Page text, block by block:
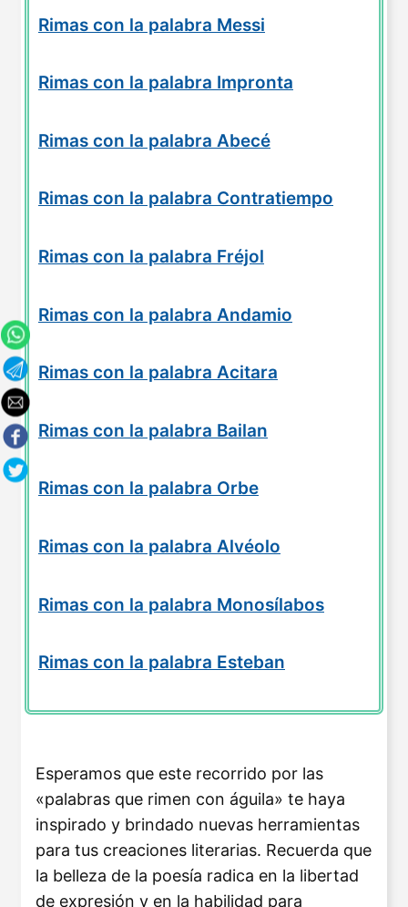
Rimas con la palabra Messi
Rimas con la palabra Impronta
Rimas con la palabra Abecé
Rimas con la palabra Contratiempo
Rimas con la palabra Fréjol
Rimas con la palabra Andamio
Rimas con la palabra Acitara
Rimas con la palabra Bailan
Rimas con la palabra Orbe
Rimas con la palabra Alvéolo
Rimas con la palabra Monosílabos
Rimas con la palabra Esteban
Esperamos que este recorrido por las
«palabras que rimen con águila» te haya
inspirado y brindado nuevas herramientas
para tus creaciones literarias. Recuerda que
la belleza de la poesía radica en la libertad
de expresión y en la habilidad para